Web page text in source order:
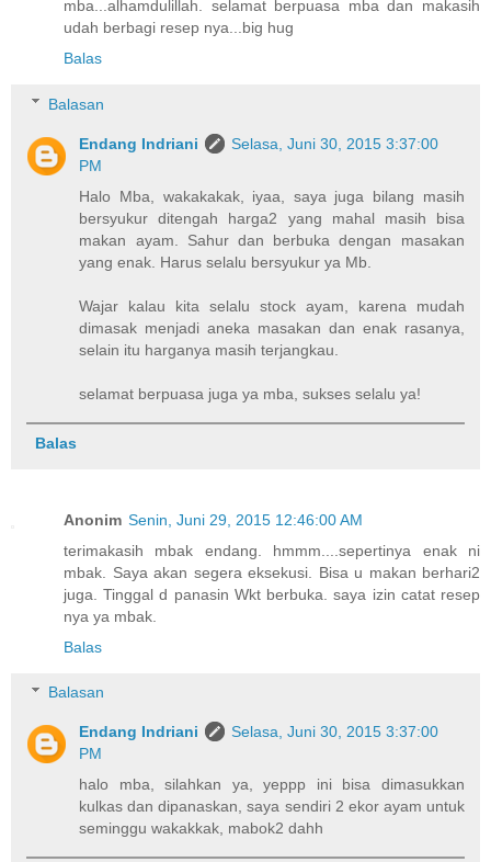
mba...alhamdulillah. selamat berpuasa mba dan makasih
udah berbagi resep nya...big hug
Balas
Balasan
Endang Indriani
Selasa, Juni 30, 2015 3:37:00
PM
Halo Mba, wakakakak, iyaa, saya juga bilang masih
bersyukur ditengah harga2 yang mahal masih bisa
makan ayam. Sahur dan berbuka dengan masakan
yang enak. Harus selalu bersyukur ya Mb.
Wajar kalau kita selalu stock ayam, karena mudah
dimasak menjadi aneka masakan dan enak rasanya,
selain itu harganya masih terjangkau.
selamat berpuasa juga ya mba, sukses selalu ya!
Balas
Anonim Senin, Juni 29, 2015 12:46:00 AM
terimakasih mbak endang. hmmm....sepertinya enak ni
mbak. Saya akan segera eksekusi. Bisa u makan berhari2
juga. Tinggal d panasin Wkt berbuka. saya izin catat resep
nya ya mbak.
Balas
Balasan
Endang Indriani
Selasa, Juni 30, 2015 3:37:00
PM
halo mba, silahkan ya, yeppp ini bisa dimasukkan
kulkas dan dipanaskan, saya sendiri 2 ekor ayam untuk
seminggu wakakkak, mabok2 dahh